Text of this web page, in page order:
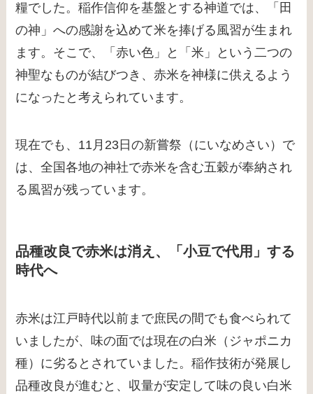
糧でした。稲作信仰を基盤とする神道では、「田
の神」への感謝を込めて米を捧げる風習が生まれ
ます。そこで、「赤い色」と「米」という二つの
神聖なものが結びつき、赤米を神様に供えるよう
になったと考えられています。
現在でも、11月23日の新嘗祭（にいなめさい）で
は、全国各地の神社で赤米を含む五穀が奉納され
る風習が残っています。
品種改良で赤米は消え、「小豆で代用」する
時代へ
赤米は江戸時代以前まで庶民の間でも食べられて
いましたが、味の面では現在の白米（ジャポニカ
種）に劣るとされていました。稲作技術が発展し
品種改良が進むと、収量が安定して味の良い白米